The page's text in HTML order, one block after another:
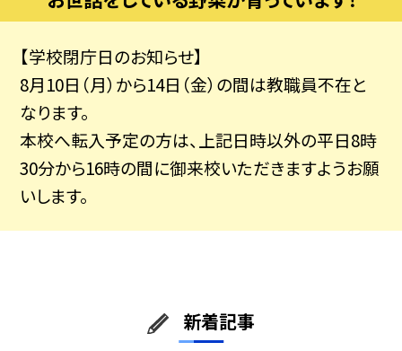
【学校閉庁日のお知らせ】
8月10日（月）から14日（金）の間は教職員不在と
なります。
本校へ転入予定の方は、上記日時以外の平日8時
30分から16時の間に御来校いただきますようお願
いします。
新着記事